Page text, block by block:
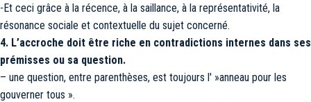
-Et ceci grâce à la récence, à la saillance, à la représentativité, la
résonance sociale et contextuelle du sujet concerné.
4. L’accroche doit être riche en contradictions internes dans ses
prémisses ou sa question.
– une question, entre parenthèses, est toujours l' »anneau pour les
gouverner tous ».